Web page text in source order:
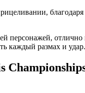
персонажей,
каждый размах и удар.